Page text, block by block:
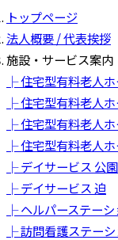
トップページ
法人概要 / 代表挨拶
施設・サービス案内
├ 住宅型有料老人
├ 住宅型有料老人
├ 住宅型有料老人
├ 住宅型有料老人
├ デイサービス 公
├ デイサービス 迫
├ ヘルパーステー
├ 訪問看護ステー